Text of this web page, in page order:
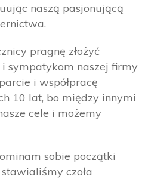
naszą pasjonującą
pragnę złożyć
sympatykom naszej firmy
i współpracę
10 lat, bo między innymi
cele i możemy
sobie początki
czoła